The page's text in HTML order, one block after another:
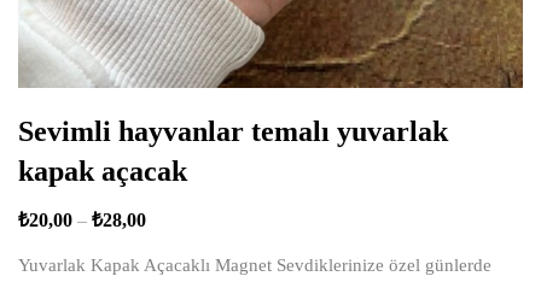
Sevimli hayvanlar temalı yuvarlak
kapak açacak
₺20,00 – ₺28,00
Yuvarlak Kapak Açacaklı Magnet Sevdiklerinize özel günlerde